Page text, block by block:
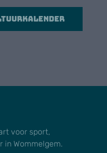
voor sport,
in Wommelgem.